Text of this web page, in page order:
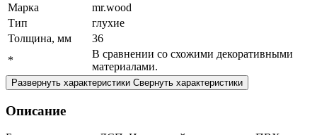
Марка
mr.wood
Тип
глухие
Толщина, мм
36
*
В сравнении со схожими декоративными
материалами.
Развернуть характеристики Свернуть характеристики
Описание